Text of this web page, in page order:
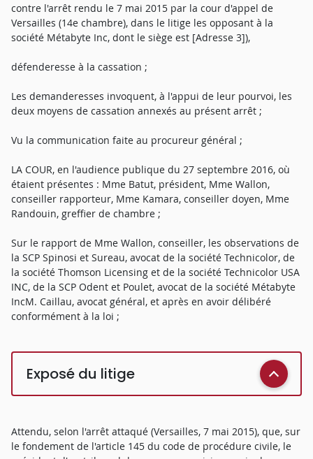
contre l'arrêt rendu le 7 mai 2015 par la cour d'appel de
Versailles (14e chambre), dans le litige les opposant à la
société Métabyte Inc, dont le siège est [Adresse 3]),
défenderesse à la cassation ;
Les demanderesses invoquent, à l'appui de leur pourvoi, les
deux moyens de cassation annexés au présent arrêt ;
Vu la communication faite au procureur général ;
LA COUR, en l'audience publique du 27 septembre 2016, où
étaient présentes : Mme Batut, président, Mme Wallon,
conseiller rapporteur, Mme Kamara, conseiller doyen, Mme
Randouin, greffier de chambre ;
Sur le rapport de Mme Wallon, conseiller, les observations de
la SCP Spinosi et Sureau, avocat de la société Technicolor, de
la société Thomson Licensing et de la société Technicolor USA
INC, de la SCP Odent et Poulet, avocat de la société Métabyte
IncM. Caillau, avocat général, et après en avoir délibéré
conformément à la loi ;
Exposé du litige
Attendu, selon l'arrêt attaqué (Versailles, 7 mai 2015), que, sur
le fondement de l'article 145 du code de procédure civile, le